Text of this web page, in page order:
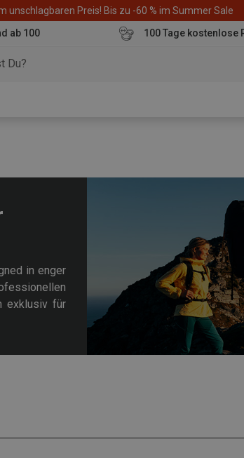
unschlagbaren Preis! Bis zu -60 % im Summer Sale
ab 100
100 Tage kostenlose
in enger
exklusiv für